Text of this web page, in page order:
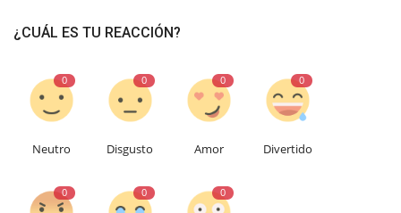
¿CUÁL ES TU REACCIÓN?
0
Neutro
0
Disgusto
0
Amor
0
Divertido
0 0 0